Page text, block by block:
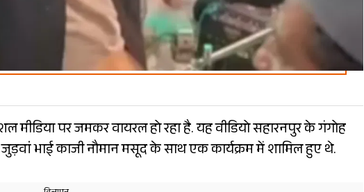
मीडिया पर जमकर वायरल हो रहा है. यह वीडियो सहारनपुर के गंगोह
भाई काजी नौमान मसूद के साथ एक कार्यक्रम में शामिल हुए थे.